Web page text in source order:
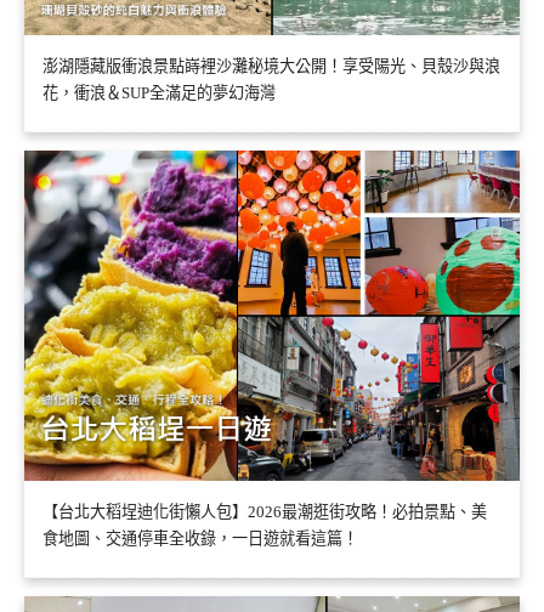
澎湖隱藏版衝浪景點嵵裡沙灘秘境大公開！享受陽光、貝殼沙與浪
花，衝浪＆SUP全滿足的夢幻海灣
【台北大稻埕迪化街懶人包】2026最潮逛街攻略！必拍景點、美
食地圖、交通停車全收錄，一日遊就看這篇！